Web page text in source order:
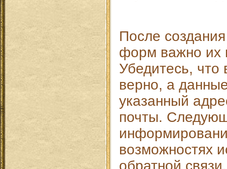
После
форм важно их
Убедитесь, что
верно, а
указанный
почты.
возможностях
обратной